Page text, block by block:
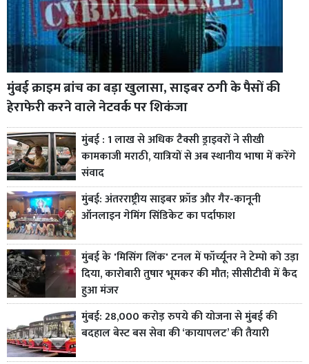
मुंबई क्राइम ब्रांच का बड़ा खुलासा, साइबर ठगी के पैसों की
हेराफेरी करने वाले नेटवर्क पर शिकंजा
मुंबई : 1 लाख से अधिक टैक्सी ड्राइवरों ने सीखी
कामकाजी मराठी, यात्रियों से अब स्थानीय भाषा में करेंगे
संवाद
मुंबई: अंतरराष्ट्रीय साइबर फ्रॉड और गैर-कानूनी
ऑनलाइन गेमिंग सिंडिकेट का पर्दाफाश
मुंबई के 'मिसिंग लिंक' टनल में फॉर्च्यूनर ने टेम्पो को उड़ा
दिया, कारोबारी तुषार भूमकर की मौत; सीसीटीवी में कैद
हुआ मंजर
मुंबई: 28,000 करोड़ रुपये की योजना से मुंबई की
बदहाल बेस्ट बस सेवा की ‘कायापलट’ की तैयारी